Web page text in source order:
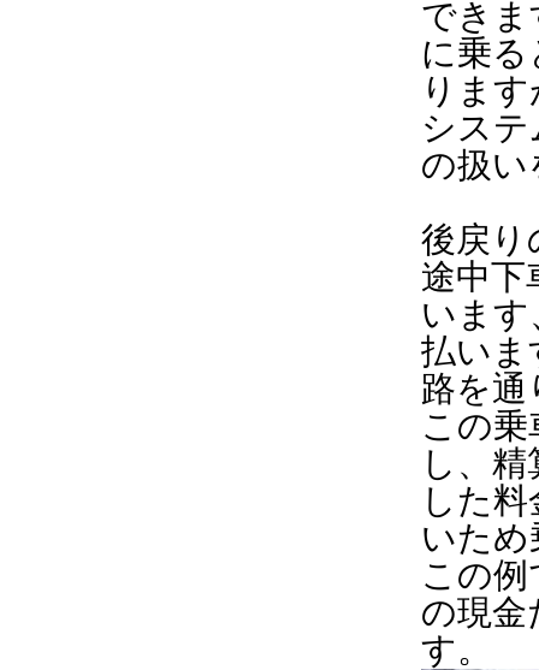
でき
に乗る
りま
シス
の扱い
後戻り
途中下
います
払いま
路を通
この乗
し、
した
いた
この
の現金
す。